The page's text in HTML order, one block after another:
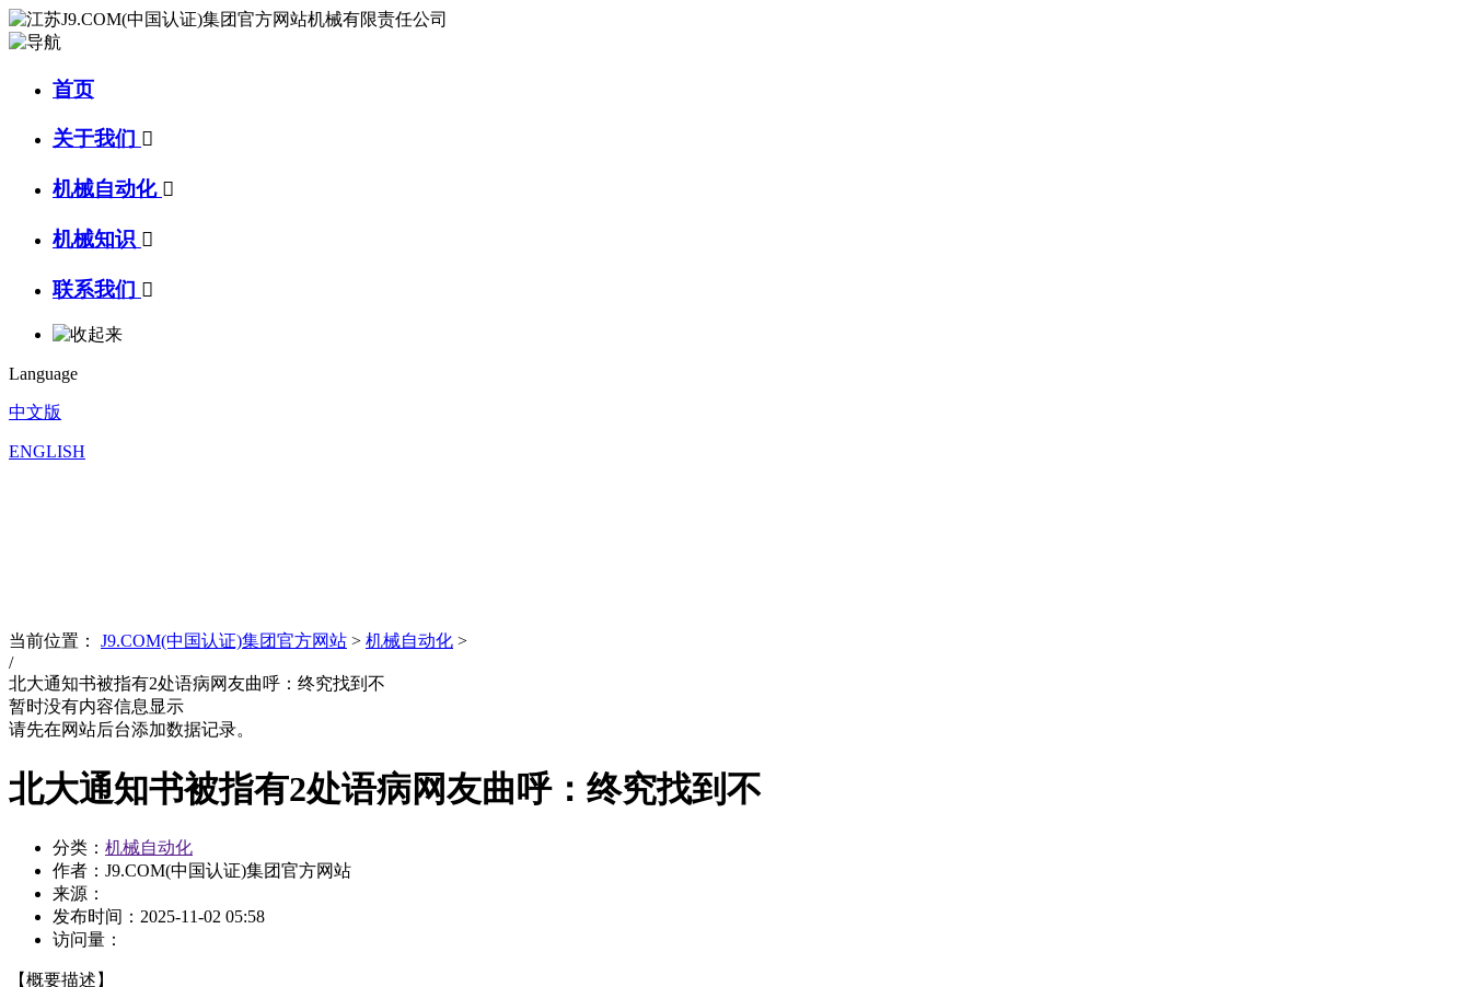
首页
关于我们 
机械自动化 
机械知识 
联系我们 
Language
中文版
ENGLISH
当前位置： J9.COM(中国认证)集团官方网站 > 机械自动化 >
/
北大通知书被指有2处语病网友曲呼：终究找到不
暂时没有内容信息显示
请先在网站后台添加数据记录。
北大通知书被指有2处语病网友曲呼：终究找到不
分类： 机械自动化
作者：J9.COM(中国认证)集团官方网站
来源：
发布时间： 2025-11-02 05:58
访问量：
【概要描述】